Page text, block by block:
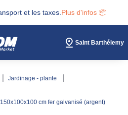
et les taxes. Plus d'infos 📦
Saint Barthélemy
jardinage - plante
cm fer galvanisé (argent)